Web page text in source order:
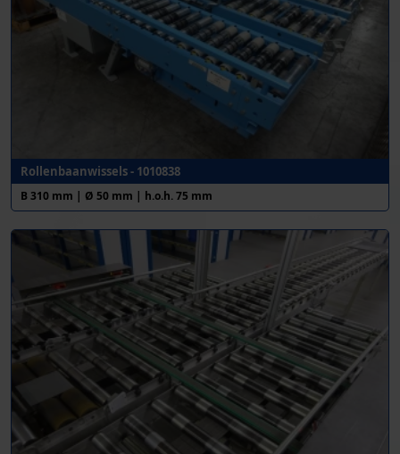
Rollenbaanwissels - 1010838
B 310 mm | Ø 50 mm | h.o.h. 75 mm